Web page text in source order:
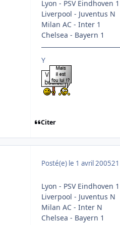
Lyon - PSV Eindhoven 1
Liverpool - Juventus N
Milan AC - Inter 1
Chelsea - Bayern 1
Y
Citer
Posté(e) le 1 avril 2005
Lyon - PSV Eindhoven 1
Liverpool - Juventus N
Milan AC - Inter N
Chelsea - Bayern 1